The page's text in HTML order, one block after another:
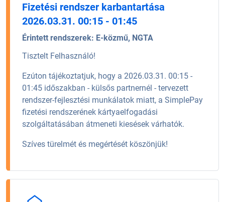
Fizetési rendszer karbantartása
2026.03.31. 00:15 - 01:45
Érintett rendszerek: E-közmű, NGTA
Tisztelt Felhasználó!
Ezúton tájékoztatjuk, hogy a 2026.03.31. 00:15 -
01:45 időszakban - külsős partnernél - tervezett
rendszer-fejlesztési munkálatok miatt, a SimplePay
fizetési rendszerének kártyaelfogadási
szolgáltatásában átmeneti kiesések várhatók.
Szíves türelmét és megértését köszönjük!